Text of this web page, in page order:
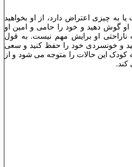
به چیزی اعتراض دارد، از او بخواهید
گوش دهید و خود را حامی و امین او
ناراحتی او برایش مهم نیست. به قول
و خونسردی خود را حفظ کنید و سعی
کودک این حالات را متوجه می شود و از
کند.